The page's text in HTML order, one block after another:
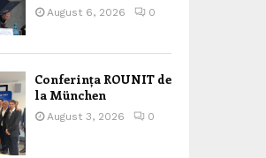
August 6, 2026 0
Conferința ROUNIT de
la München
August 3, 2026 0